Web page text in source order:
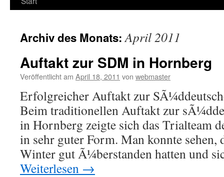
Archiv des Monats:April 2011
Auftakt zur SDM in Hornberg
Veröffentlicht am April 18, 2011 von webmaster
Erfolgreicher Auftakt zur
Beim traditionellen Auftakt zur
in Hornberg zeigte sich das Trialteam
in sehr guter Form. Man konnte sehen,
Winter gut Ã¼berstanden hatten und
Weiterlesen →